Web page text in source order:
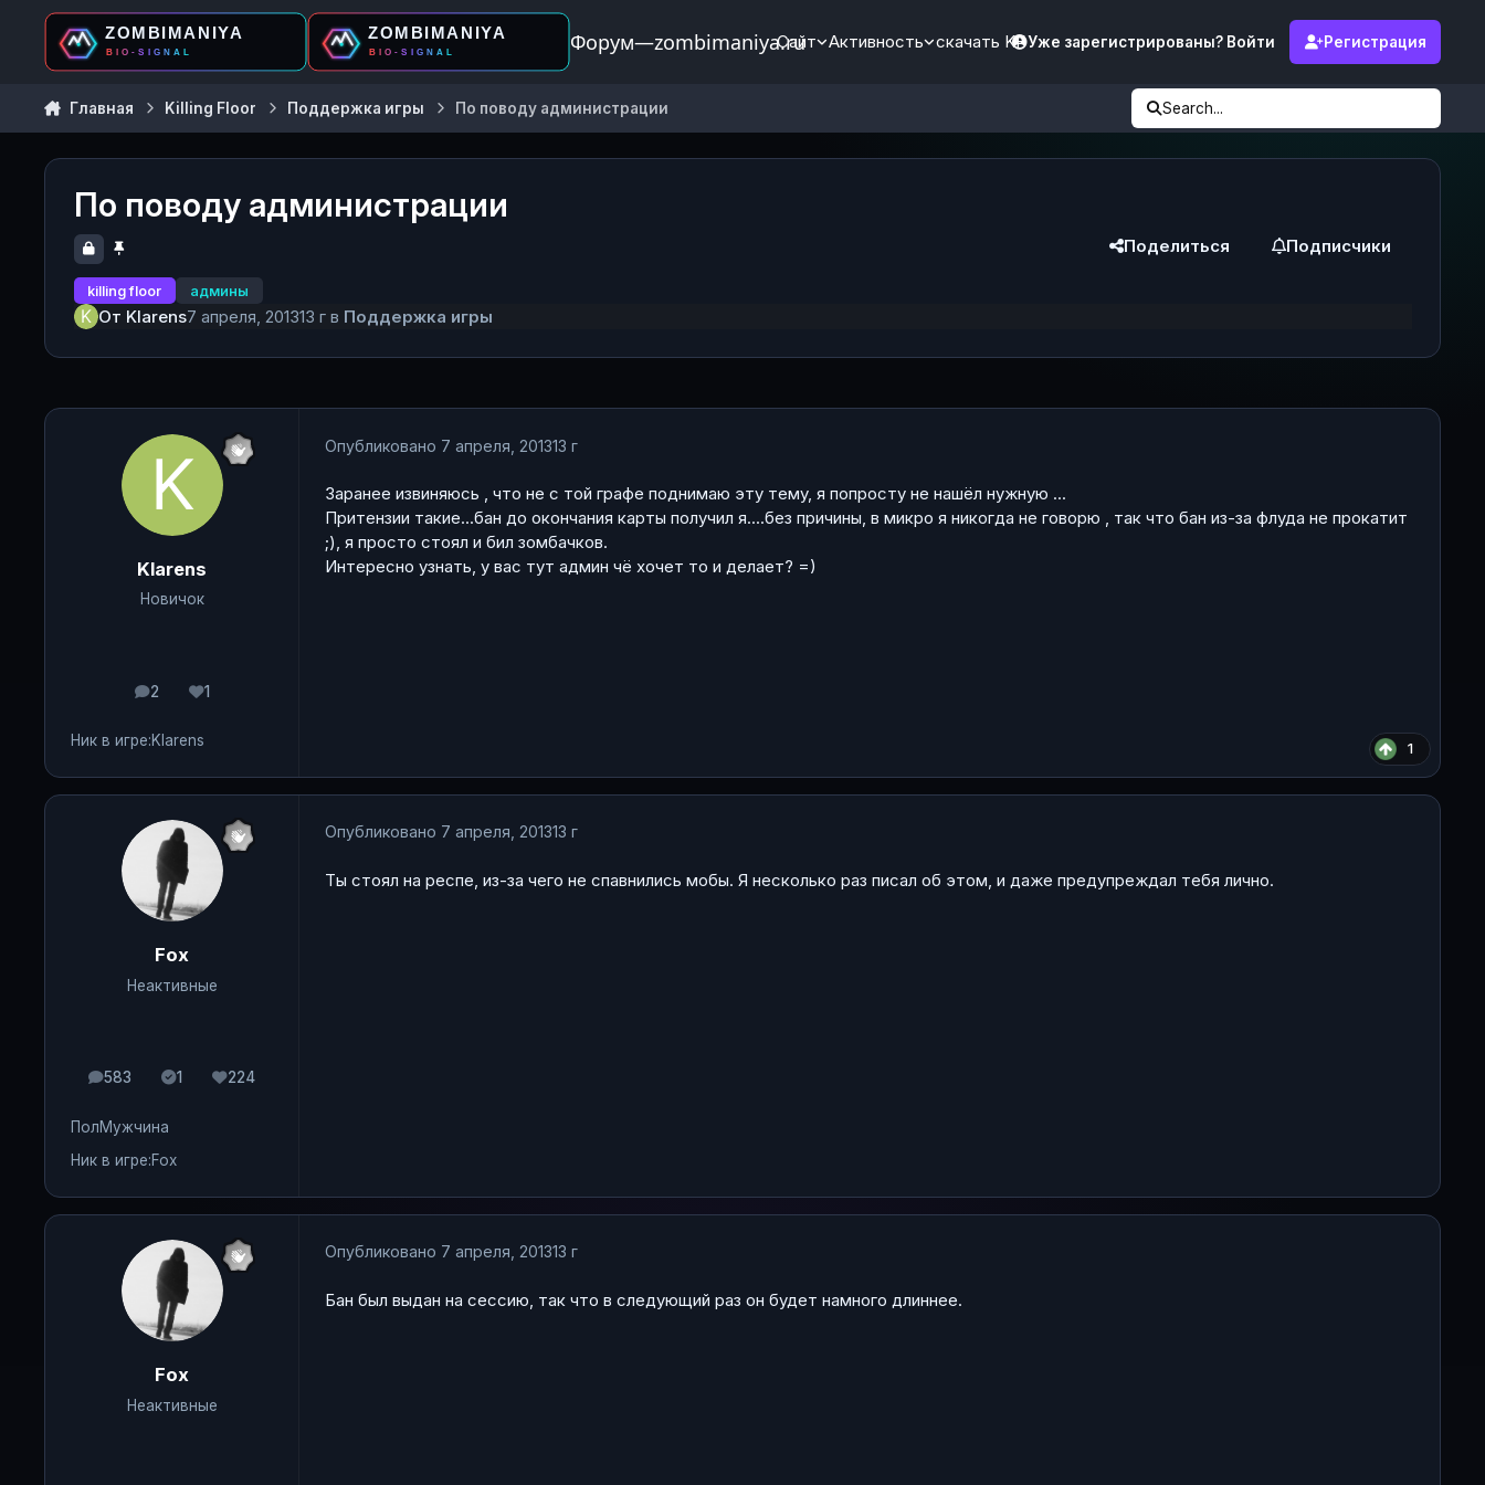
Перейти к содержанию
Форум—zombimaniya.ru
Сайт Активность скачать KFУже зарегистрированы? Войти Регистрация
Главная Killing Floor Поддержка игры По поводу администрации Search...
По поводу администрации
killing floor админы
Поделиться Подписчики
От Klarens7 апреля, 201313 г в Поддержка игры
Klarens
Новичок
2
сообщения
1
Репутация
Ник в игре:Klarens
Опубликовано 7 апреля, 201313 г
Заранее извиняюсь , что не с той графе поднимаю эту тему, я попросту не нашёл нужную ...
Притензии такие...бан до окончания карты получил я....без причины, в микро я никогда не говорю , так что бан из-за флуда не прокатит
;), я просто стоял и бил зомбачков.
Интересно узнать, у вас тут админ чё хочет то и делает? =)
1
Fox
Неактивные
583
сообщения
1
Solutions224
Репутация
ПолМужчина
Ник в игре:Fox
Опубликовано 7 апреля, 201313 г
Ты стоял на респе, из-за чего не спавнились мобы. Я несколько раз писал об этом, и даже предупреждал тебя лично.
Fox
Неактивные
Опубликовано 7 апреля, 201313 г
Бан был выдан на сессию, так что в следующий раз он будет намного длиннее.